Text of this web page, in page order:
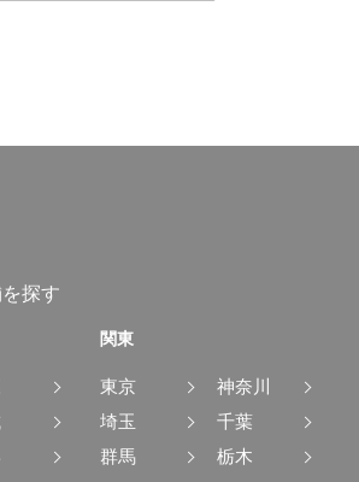
探す
関東
東京
神奈川
埼玉
千葉
群馬
栃木